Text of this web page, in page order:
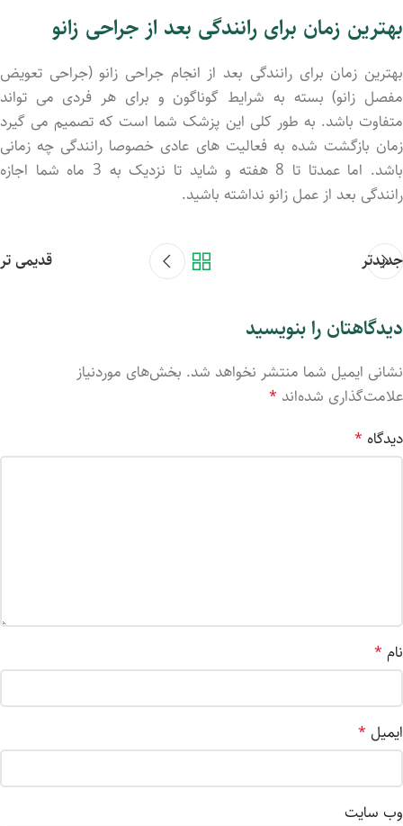
بهترین زمان برای رانندگی بعد از جراحی زانو
بهترین زمان برای رانندگی بعد از انجام جراحی زانو (جراحی تعویض
مفصل زانو) بسته به شرایط گوناگون و برای هر فردی می تواند
متفاوت باشد. به طور کلی این پزشک شما است که تصمیم می گیرد
زمان بازگشت شده به فعالیت های عادی خصوصا رانندگی چه زمانی
باشد. اما عمدتا تا 8 هفته و شاید تا نزدیک به 3 ماه شما اجازه
رانندگی بعد از عمل زانو نداشته باشید.
جدیدتر قدیمی تر
دیدگاهتان را بنویسید
نشانی ایمیل شما منتشر نخواهد شد. بخش‌های موردنیاز
علامت‌گذاری شده‌اند *
دیدگاه *
نام *
ایمیل *
وب‌ سایت